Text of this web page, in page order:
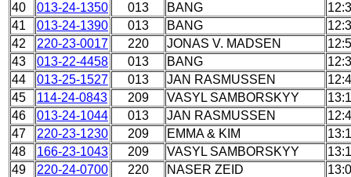
40
013-24-1350 013 BANG
41
013-24-1390 013 BANG
42
220-23-0017 220 JONAS V. MADSEN
43
013-22-4458 013 BANG
44
013-25-1527 013 JAN RASMUSSEN
45
114-24-0843 209 VASYL SAMBORSKYY
46
013-24-1044 013 JAN RASMUSSEN
47
220-23-1230 209 EMMA & KIM
48
166-23-1043 209 VASYL SAMBORSKYY
49
220-24-0700 220 NASER ZEID